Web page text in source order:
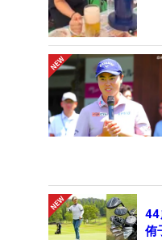
侑